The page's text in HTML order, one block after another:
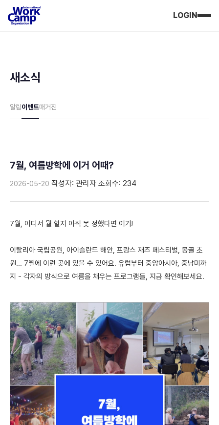
LOGIN
새소식
알림이벤트매거진
7월, 여름방학에 이거 어때?
2026-05-20 작성자: 관리자 조회수: 234
7월, 어디서 뭘 할지 아직 못 정했다면 여기!
이탈리아 국립공원, 아이슬란드 해안, 프랑스 재즈 페스티벌, 몽골 초
원... 7월에 이런 곳에 있을 수 있어요. 유럽부터 중앙아시아, 중남미까
지 - 각자의 방식으로 여름을 채우는 프로그램들, 지금 확인해보세요.